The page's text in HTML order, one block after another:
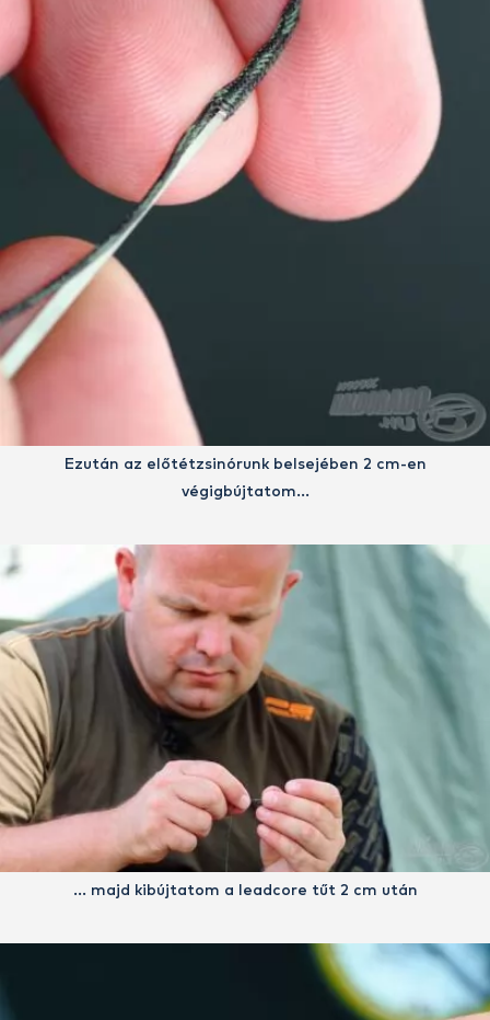
Ezután az előtétzsinórunk belsejében 2 cm-en
végigbújtatom…
… majd kibújtatom a leadcore tűt 2 cm után